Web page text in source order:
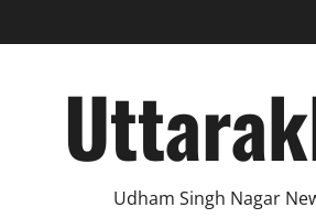
Udham Singh Nagar